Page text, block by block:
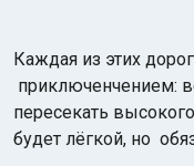
Каждая из этих
приключенчением:
пересекать
будет лёгкой, но